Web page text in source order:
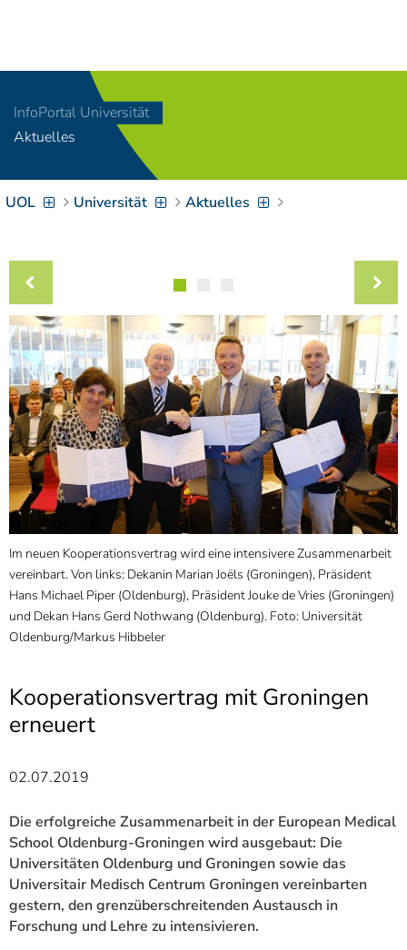
[Access-Key 8
Zum Inhalt springen
Zur Suche springen
[Access-Key 4]
Zur Hauptnavigation
Zielgruppennavigation
9]
Zur
Brotkrumennavigation
springen[Access-Key
Informationen zur
Barrierefreiheit
InfoPortal Universität
Aktuelles
UOL Universität Aktuelles
Im neuen Kooperationsvertrag wird eine intensivere Zusammenarbeit
vereinbart. Von links: Dekanin Marian Joëls (Groningen), Präsident
Hans Michael Piper (Oldenburg), Präsident Jouke de Vries (Groningen)
und Dekan Hans Gerd Nothwang (Oldenburg). Foto: Universität
Oldenburg/Markus Hibbeler
Kooperationsvertrag mit Groningen
erneuert
02.07.2019
Die erfolgreiche Zusammenarbeit in der European Medical
School Oldenburg-Groningen wird ausgebaut: Die
Universitäten Oldenburg und Groningen sowie das
Universitair Medisch Centrum Groningen vereinbarten
gestern, den grenzüberschreitenden Austausch in
Forschung und Lehre zu intensivieren.